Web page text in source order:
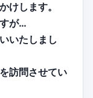
けします。
が…
いたしまし
訪問させてい